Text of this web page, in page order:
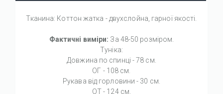
Тканина: Коттон жатка - двухслойна, гарної якості.
Фактичні виміри: За 48-50 розміром.
Туніка:
Довжина по спинці - 78 см.
ОГ - 108 см.
Рукава від горловини - 30 см.
ОТ - 124 см.